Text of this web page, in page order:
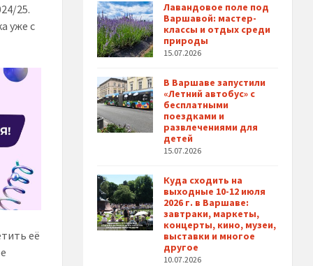
25.
уже с
её
Лавандовое поле под
Варшавой: мастер-
классы и отдых среди
природы
15.07.2026
В Варшаве запустили
«Летний автобус» с
бесплатными
поездками и
развлечениями для
детей
15.07.2026
Куда сходить на
выходные 10-12 июля
2026 г. в Варшаве:
завтраки, маркеты,
концерты, кино, музеи,
выставки и многое
другое
10.07.2026